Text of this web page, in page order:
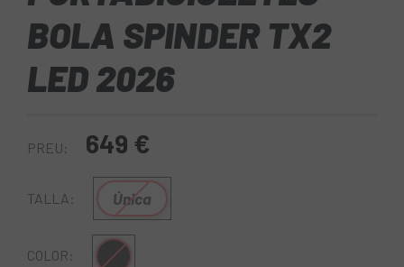
BOLA SPINDER TX2
LED 2026
PREU: 649 €
TALLA: Única
COLOR: Negre